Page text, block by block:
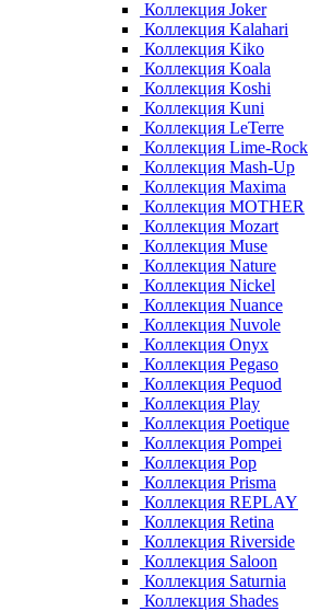
Коллекция Joker
Коллекция Kalahari
Коллекция Kiko
Коллекция Koala
Коллекция Koshi
Коллекция Kuni
Коллекция LeTerre
Коллекция Lime-Rock
Коллекция Mash-Up
Коллекция Maxima
Коллекция MOTHER
Коллекция Mozart
Коллекция Muse
Коллекция Nature
Коллекция Nickel
Коллекция Nuance
Коллекция Nuvole
Коллекция Onyx
Коллекция Pegaso
Коллекция Pequod
Коллекция Play
Коллекция Poetique
Коллекция Pompei
Коллекция Pop
Коллекция Prisma
Коллекция REPLAY
Коллекция Retina
Коллекция Riverside
Коллекция Saloon
Коллекция Saturnia
Коллекция Shades